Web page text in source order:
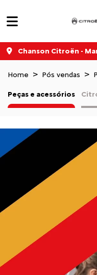
Chanson Citroën -
Home Pós vendas
Peças e acessórios